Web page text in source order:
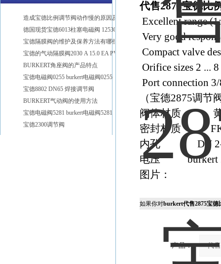
代售2875宝德比
Excellent range
Very good
Compact valve
Orifice sizes 2 ...
Port connection 3/
（宝德2875调节
阀体材质 黄
密封材质
内孔 DN
电压 burkert
图片：
如果你对burkert代售2875宝德
产品：
德国现货宝德6013柱塞电磁阀 125301
宝德隔膜阀的维护及保养方法有哪些
BURKERT角座阀的产品特点
宝德电磁阀0255 burkert电磁阀0255
宝德8802 DN65 焊接调节阀
BURKERT气动阀的使用方法
宝德电磁阀5281 burkert电磁阀5281
宝德2300调节阀